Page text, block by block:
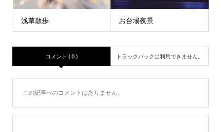
浅草散歩 お台場夜景
コメント ( 0 ) トラックバックは利用できません。
この記事へのコメントはありません。